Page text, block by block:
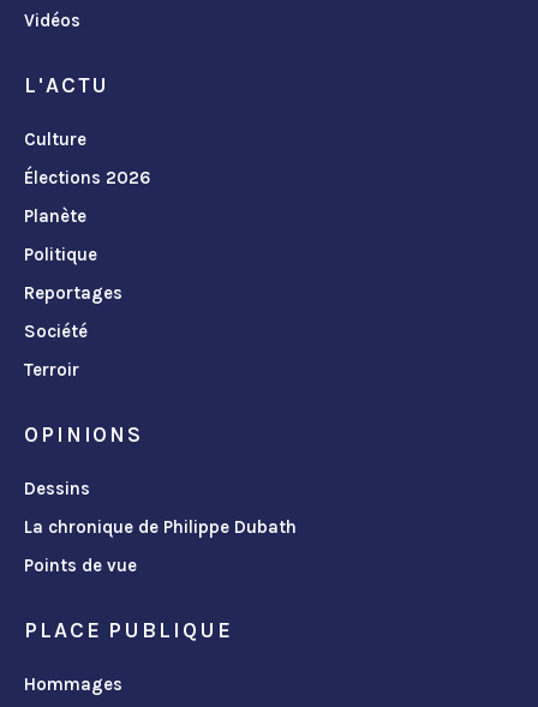
Vidéos
L'ACTU
Culture
Élections 2026
Planète
Politique
Reportages
Société
Terroir
OPINIONS
Dessins
La chronique de Philippe Dubath
Points de vue
PLACE PUBLIQUE
Hommages